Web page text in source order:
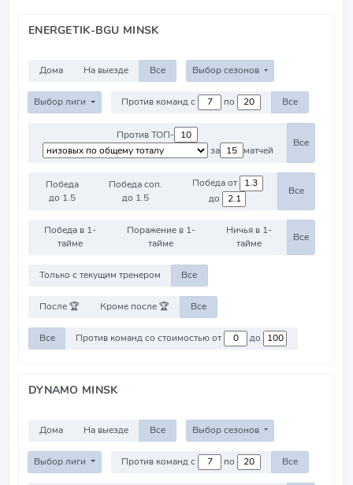
ENERGETIK-BGU MINSK
Дома На выезде Все Выбор сезонов
Выбор лиги Против команд с по Все
Против ТОП-
за
матчей
Все
Победа
до 1.5
Победа соп.
до 1.5
Победа от
до
Все
Победа в 1-
тайме
Поражение в 1-
тайме
Ничья в 1-
тайме
Все
Только с текущим тренером Все
После 🏆 Кроме после 🏆 Все
Все Против команд со стоимостью от до
DYNAMO MINSK
Дома На выезде Все Выбор сезонов
Выбор лиги Против команд с по Все